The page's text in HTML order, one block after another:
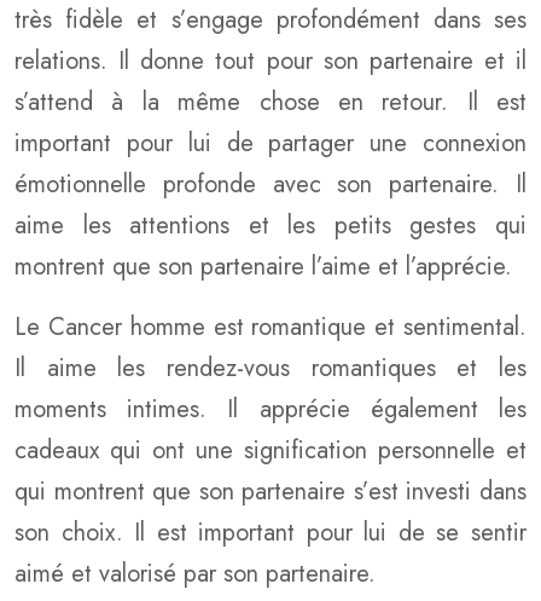
très fidèle et s’engage profondément dans ses
relations. Il donne tout pour son partenaire et il
s’attend à la même chose en retour. Il est
important pour lui de partager une connexion
émotionnelle profonde avec son partenaire. Il
aime les attentions et les petits gestes qui
montrent que son partenaire l’aime et l’apprécie.
Le Cancer homme est romantique et sentimental.
Il aime les rendez-vous romantiques et les
moments intimes. Il apprécie également les
cadeaux qui ont une signification personnelle et
qui montrent que son partenaire s’est investi dans
son choix. Il est important pour lui de se sentir
aimé et valorisé par son partenaire.